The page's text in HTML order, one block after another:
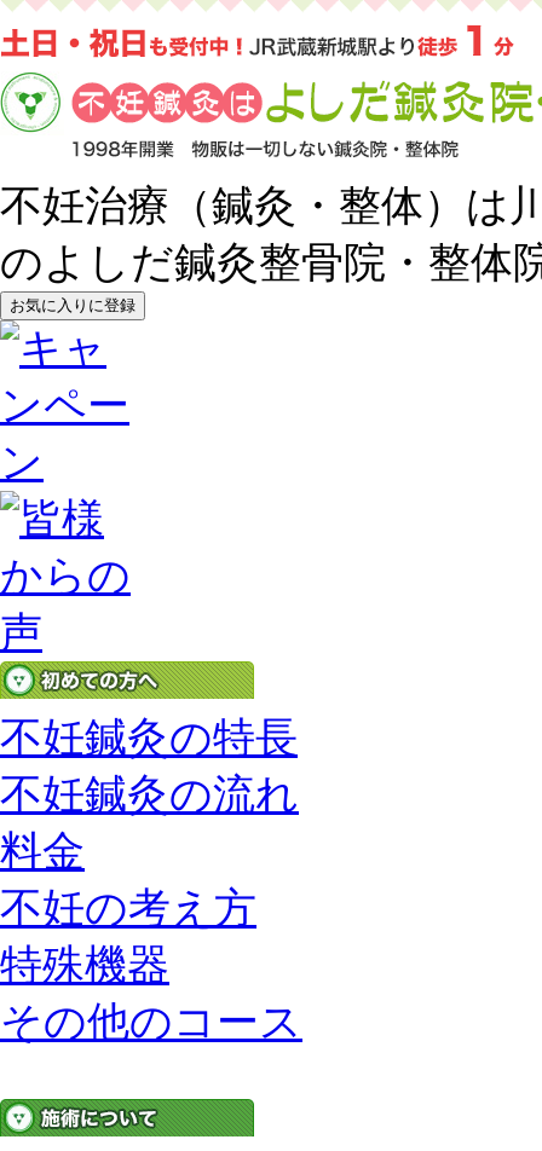
不妊治療（鍼灸・整体）は
のよしだ鍼灸整骨院・整体
不妊鍼灸の特長
不妊鍼灸の流れ
料金
不妊の考え方
特殊機器
その他のコース